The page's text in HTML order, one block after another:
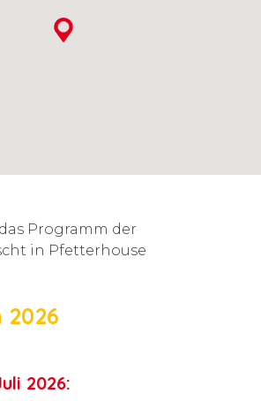
Programm der
in Pfetterhouse
2026
2026: